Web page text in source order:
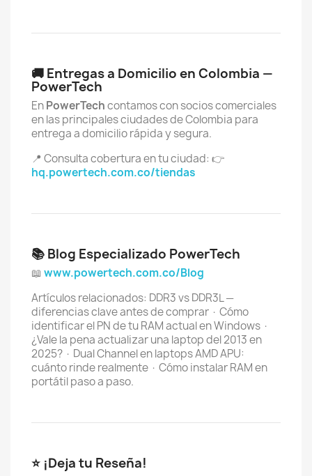
🚚 Entregas a Domicilio en Colombia —
PowerTech
EnPowerTechcontamos con socios comerciales
en las principales ciudades de Colombia para
entrega a domicilio rápida y segura.
📍 Consulta cobertura en tu ciudad: 👉
hq.powertech.com.co/tiendas
📚 Blog Especializado PowerTech
📖 www.powertech.com.co/Blog
Artículos relacionados: DDR3 vs DDR3L —
diferencias clave antes de comprar · Cómo
identificar el PN de tu RAM actual en Windows ·
¿Vale la pena actualizar una laptop del 2013 en
2025? · Dual Channel en laptops AMD APU:
cuánto rinde realmente · Cómo instalar RAM en
portátil paso a paso.
⭐ ¡Deja tu Reseña!